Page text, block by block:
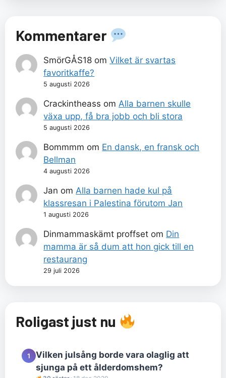
Kommentarer
SmörGÅS18 omVilket är svartas
favoritkaffe?
5 augusti 2026
Crackintheass om Alla barnen skulle
växa upp, få bra jobb och bli stora
5 augusti 2026
Bommmm om En dansk, en fransk och
Bellman
4 augusti 2026
Jan om Alla barnen hade kul på
klassresan i Palestina förutom Jan
1 augusti 2026
Dinmammaskämt proffset om Din
mamma är så dum att hon gick till en
restaurang
29 juli 2026
Roligast just nu
1
Vilken julsång borde vara olaglig att
sjunga på ett ålderdomshem?